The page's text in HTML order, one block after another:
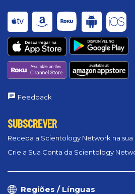
Feedback
SUBSCREVER
Receba a Scientology Network na
Crie a Sua Conta da Scientology
Regiões / Línguas